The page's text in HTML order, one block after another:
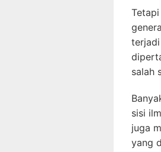
Tetapi
salah
sisi
juga
yang